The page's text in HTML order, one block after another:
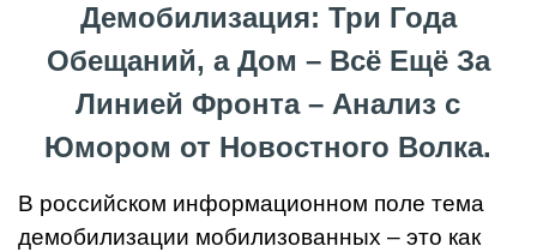
Демобилизация: Три Года
Обещаний, а Дом – Всё Ещё За
Линией Фронта – Анализ с
Юмором от Новостного Волка.
В российском информационном поле тема
демобилизации мобилизованных – это как